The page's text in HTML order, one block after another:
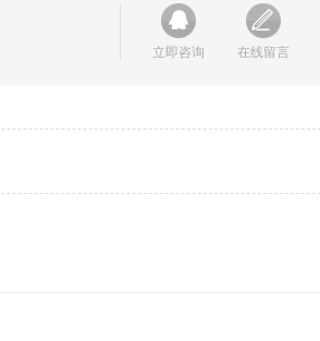
立即咨询 在线留言